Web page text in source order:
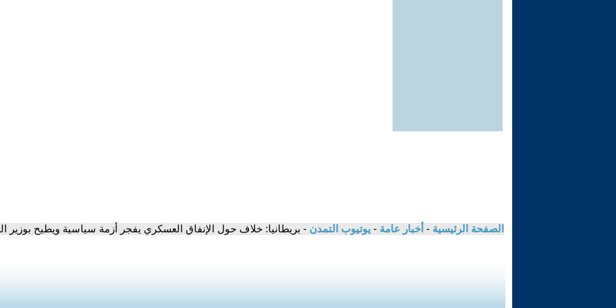
الصفحة الرئيسية - أخبار عامة - يوتيوب التمدن - بريطانيا: خلاف حول الإنفاق العسكري يفجر أزمة سياسية ويطيح بوزير